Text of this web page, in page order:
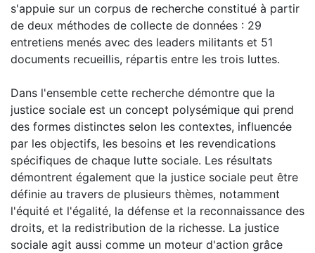
s'appuie sur un corpus de recherche constitué à partir
de deux méthodes de collecte de données : 29
entretiens menés avec des leaders militants et 51
documents recueillis, répartis entre les trois luttes.
Dans l'ensemble cette recherche démontre que la
justice sociale est un concept polysémique qui prend
des formes distinctes selon les contextes, influencée
par les objectifs, les besoins et les revendications
spécifiques de chaque lutte sociale. Les résultats
démontrent également que la justice sociale peut être
définie au travers de plusieurs thèmes, notamment
l'équité et l'égalité, la défense et la reconnaissance des
droits, et la redistribution de la richesse. La justice
sociale agit aussi comme un moteur d'action grâce